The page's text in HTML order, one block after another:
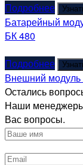
Подробнее
Батарейный
БК 480
Подробнее
Внешний
Остались
Наши менеджеры
Вас вопросы.